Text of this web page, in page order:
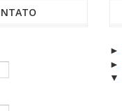
►
►
▼